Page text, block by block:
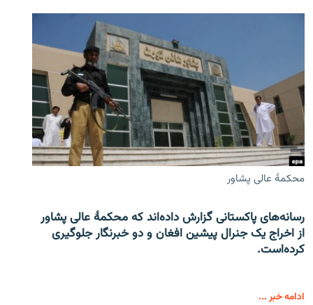
محکمۀ عالی پشاور
رسانه‌های پاکستانی گزارش داده‌اند که محکمۀ عالی پشاور
از اخراج یک جنرال پیشین افغان و دو خبرنگار جلوگیری
کرده‌است.
ادامه خبر ...